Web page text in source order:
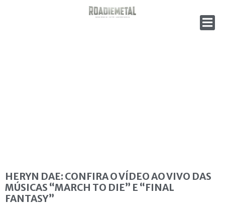
HERYN DAE: CONFIRA O VÍDEO AO VIVO DAS
MÚSICAS “MARCH TO DIE” E “FINAL
FANTASY”